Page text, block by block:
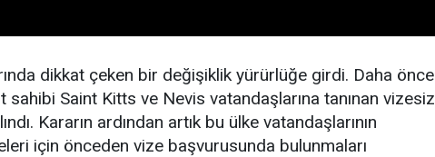
dikkat çeken bir değişiklik yürürlüğe girdi. Daha önce
Saint Kitts ve Nevis vatandaşlarına tanınan vizesiz
Kararın ardından artık bu ülke vatandaşlarının
için önceden vize başvurusunda bulunmaları